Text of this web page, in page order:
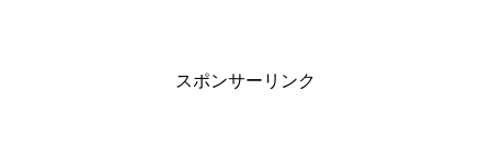
スポンサーリンク